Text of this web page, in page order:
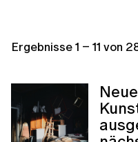
Ergebnisse1 – 11 von
Neue